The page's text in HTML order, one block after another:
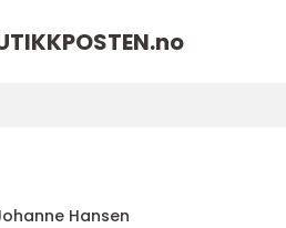
no
Hansen